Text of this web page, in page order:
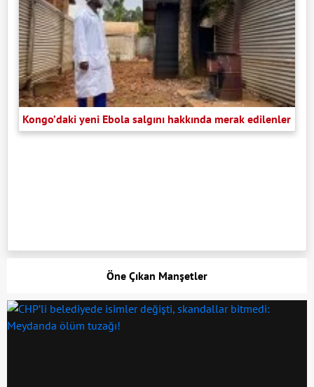
Kongo’daki yeni Ebola salgını hakkında merak edilenler
Öne Çıkan Manşetler